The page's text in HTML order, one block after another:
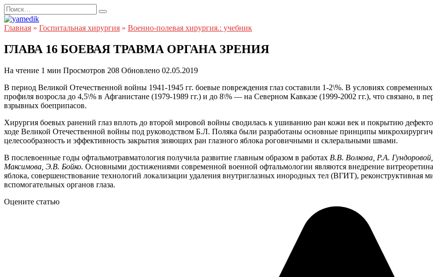
Перейти
к
содержанию
Search
for:
Главная » Госпитальная хирургия » Военно-полевая хирургия.: учебник
ГЛАВА 16 БОЕВАЯ ТРАВМА ОРГАНА ЗРЕНИЯ
На чтение 1 мин Просмотров 208 Обновлено 02.05.2019
В период Великой Отечественной войны 1941-1945 гг. боевые повреждения глаз составили 1-2\%. В условиях
профиля возросла до 4,5\% в Афганистане (1979-1989 гг.) и до 8\% — на Северном Кавказе (1999-2002 гг.), что связано, в
взрывных боеприпасов.
Хирургия боевых ранений глаз вплоть до второй мировой войны сводилась к ушиванию ран кожи век и покрытию
ходе Великой Отечественной войны под руководством Б.Л. Поляка были разработаны основные принципы
целесообразность и эффективность закрытия зияющих ран глазного яблока роговичными и склеральными швами.
В послевоенные годы офтальмотравматология получила развитие главным образом в работах В.В. Волкова, Р.А.
Максимова, Э.В. Бойко. Основными достижениями современной военной офтальмологии являются внедрение
яблока, совершенствование технологий локализации удаления внутриглазных инородных тел (ВГИТ), реконструктивная
вспомогательных органов глаза.
Оцените статью